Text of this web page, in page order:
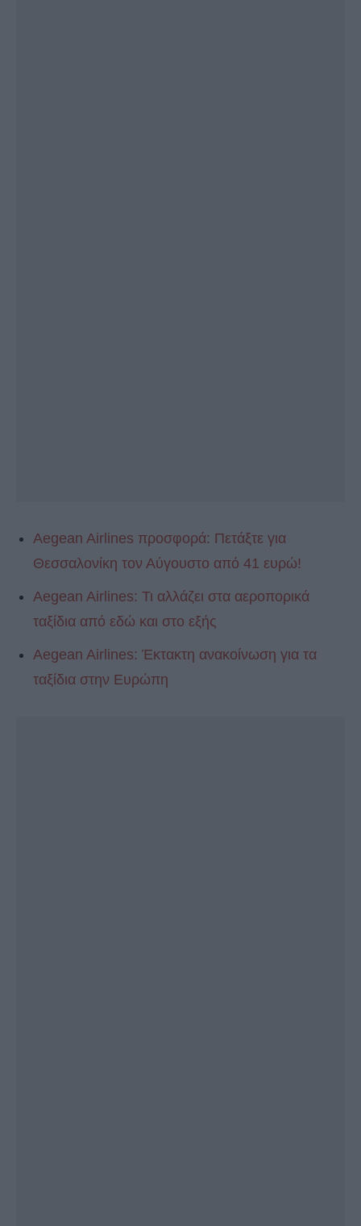
Aegean Airlines προσφορά: Πετάξτε για
Θεσσαλονίκη τον Αύγουστο από 41 ευρώ!
Aegean Airlines: Τι αλλάζει στα αεροπορικά
ταξίδια από εδώ και στο εξής
Aegean Airlines: Έκτακτη ανακοίνωση για τα
ταξίδια στην Ευρώπη